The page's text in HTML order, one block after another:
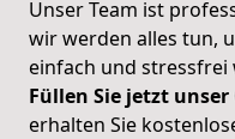
Unser Team ist
wir werden alles tun,
einfach und stressfrei
Füllen Sie jetzt
erhalten Sie